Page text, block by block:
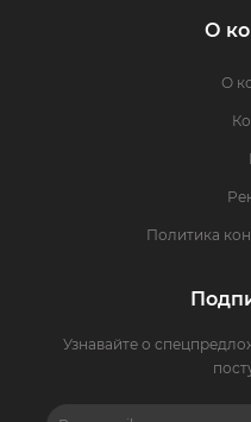
О
О
Политика
Узнавайте о